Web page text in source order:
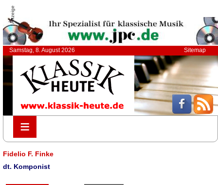
Anzeige
Samstag, 8. August 2026 Sitemap
≡
≡
Fidelio F. Finke
dt. Komponist